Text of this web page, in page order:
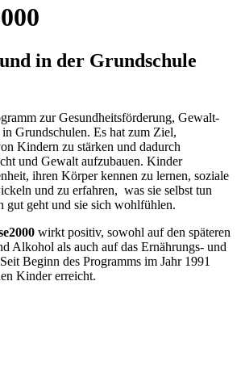
in der Grundschule
zur Gesundheitsförderung, Gewalt-
Grundschulen. Es hat zum Ziel,
Kindern zu stärken und dadurch
und Gewalt aufzubauen. Kinder
ihren Körper kennen zu lernen, soziale
und zu erfahren, was sie selbst tun
gut geht und sie sich wohlfühlen.
wirkt positiv, sowohl auf den späteren
Alkohol als auch auf das Ernährungs- und
Beginn des Programms im Jahr 1991
Kinder erreicht.